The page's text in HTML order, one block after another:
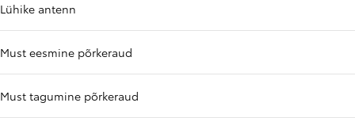
Lühike antenn
Must eesmine põrkeraud
Must tagumine põrkeraud